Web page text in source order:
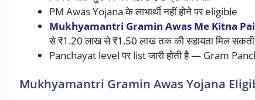
PM Awas Yojana के लाभार्थी नहीं होने पर eligible
Mukhyamantri Gramin Awas Me Kitna
से ₹1.20 लाख से ₹1.50 लाख तक की सहायता मिल
Panchayat level पर list जारी होती है — Gram
Mukhyamantri Gramin Awas Yojana